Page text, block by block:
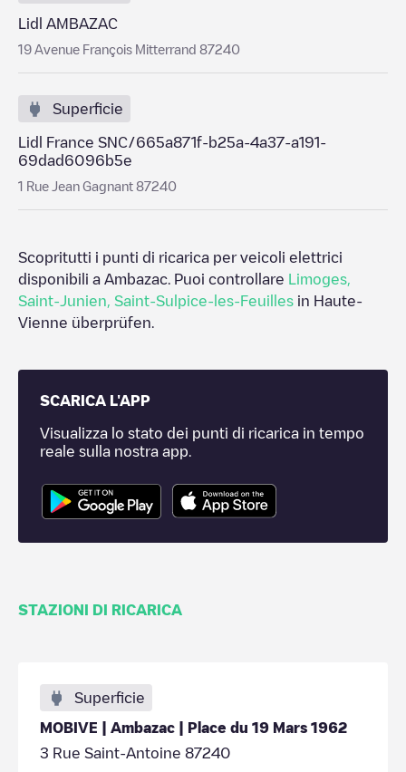
Lidl AMBAZAC
19 Avenue François Mitterrand 87240
Superficie
Lidl France SNC/665a871f-b25a-4a37-a191-
69dad6096b5e
1 Rue Jean Gagnant 87240
Scopritutti i punti di ricarica per veicoli elettrici
disponibili a Ambazac . Puoi controllare Limoges
Saint-Junien
Saint-Sulpice-les-Feuilles in Haute-
Vienne überprüfen.
SCARICA L'APP
Visualizza lo stato dei punti di ricarica in tempo
reale sulla nostra app.
STAZIONI DI RICARICA
Superficie
MOBIVE | Ambazac | Place du 19 Mars 1962
3 Rue Saint-Antoine 87240